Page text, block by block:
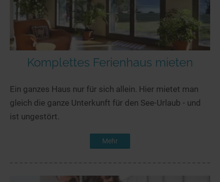
Komplettes Ferienhaus mieten
Ein ganzes Haus nur für sich allein. Hier mietet man
gleich die ganze Unterkunft für den See-Urlaub - und
ist ungestört.
Mehr